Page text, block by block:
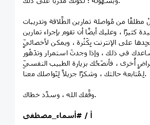
من مُواصلة تمارين الطَّلاقة وتدريبات
كثيرًا ، وعليك أيضًا أن تقوم بإجراء تمارين
على الإنترنت بِكَثْرة ، ويمكن لأخصائيٍّ
في ذلك ، وإذا وجدتَ استمرار وتدَهْور
أُخرى ، فأنصَحُك بزيارة الطبيب النفسيِّ
لِمُتابعة حالتك ، وشكرًا جزيلاً لِتَواصلك معنا.
وفَّقك الله ، وسدَّد خطاك.
أ / #أسماء_مصطفى